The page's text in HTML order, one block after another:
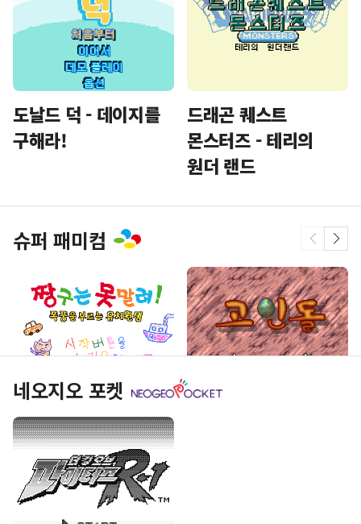
도날드 덕 - 데이지를
구해라!
드래곤 퀘스트
몬스터즈 - 테리의
원더 랜드
슈퍼 패미컴
짱구는 못말려! 폭풍을
부르는 유치원생
네오지오 포켓